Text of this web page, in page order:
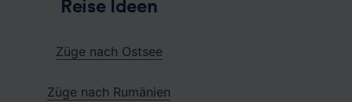
Reise Ideen
Züge nach Ostsee
Züge nach Rumänien